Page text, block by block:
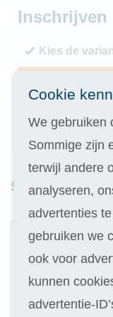
Inschrijven
Kies de
14 dagen
Geld terug als
Studieduur: 9
Digitale cursus
529
1
Cookie
We gebruiken
Sommige zijn
terwijl andere
analyseren,
advertenties
gebruiken we
ook voor
kunnen
advertentie-